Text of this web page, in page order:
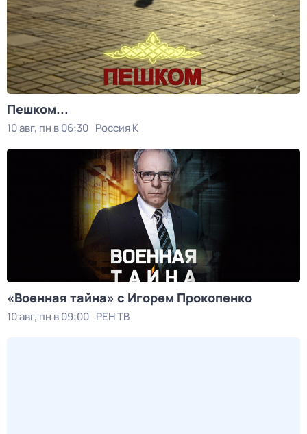
Пешком...
10 авг, пн в 06:30 Россия К
«Военная тайна» с Игорем Прокопенко
10 авг, пн в 09:00 РЕН ТВ